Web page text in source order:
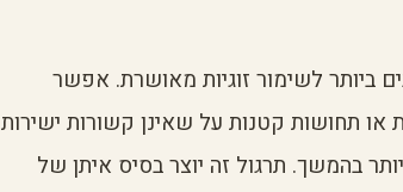
ביותר לשימור זוגיות מאושרת. אפשר
או תחושות קטנות על שאינן קשורות ישירות
בהמשך. תרגול זה יוצר בסיס איתן של